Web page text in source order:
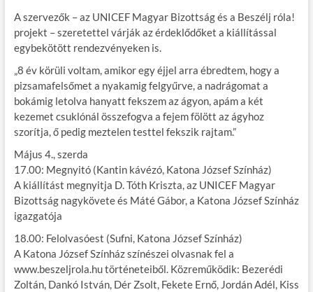
A szervezők – az UNICEF Magyar Bizottság és a Beszélj róla!
projekt – szeretettel várják az érdeklődőket a kiállítással
egybekötött rendezvényeken is.
„8 év körüli voltam, amikor egy éjjel arra ébredtem, hogy a
pizsamafelsőmet a nyakamig felgyűrve, a nadrágomat a
bokámig letolva hanyatt fekszem az ágyon, apám a két
kezemet csuklónál összefogva a fejem fölött az ágyhoz
szorítja, ő pedig meztelen testtel fekszik rajtam.”
Május 4., szerda
17.00: Megnyitó (Kantin kávézó, Katona József Színház)
A kiállítást megnyitja D. Tóth Kriszta, az UNICEF Magyar
Bizottság nagykövete és Máté Gábor, a Katona József Színház
igazgatója
18.00: Felolvasóest (Sufni, Katona József Színház)
A Katona József Színház színészei olvasnak fel a
www.beszeljrola.hu történeteiből. Közreműködik: Bezerédi
Zoltán, Dankó István, Dér Zsolt, Fekete Ernő, Jordán Adél, Kiss